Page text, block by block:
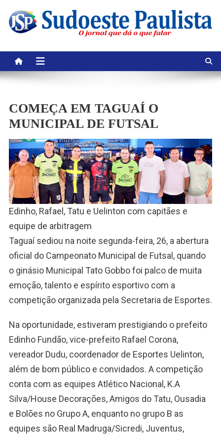
content
COMEÇA EM TAGUAÍ O
MUNICIPAL DE FUTSAL
Edinho, Rafael, Tatu e Uelinton com capitães e
equipe de arbitragem
Taguaí sediou na noite segunda-feira, 26, a abertura
oficial do Campeonato Municipal de Futsal, quando
o ginásio Municipal Tato Gobbo foi palco de muita
emoção, talento e espírito esportivo com a
competição organizada pela Secretaria de Esportes.
Na oportunidade, estiveram prestigiando o prefeito
Edinho Fundão, vice-prefeito Rafael Corona,
vereador Dudu, coordenador de Esportes Uelinton,
além de bom público e convidados. A competição
conta com as equipes Atlético Nacional, K.A
Silva/House Decorações, Amigos do Tatu, Ousadia
e Bolões no Grupo A, enquanto no grupo B as
equipes são Real Madruga/Sicredi, Juventus,